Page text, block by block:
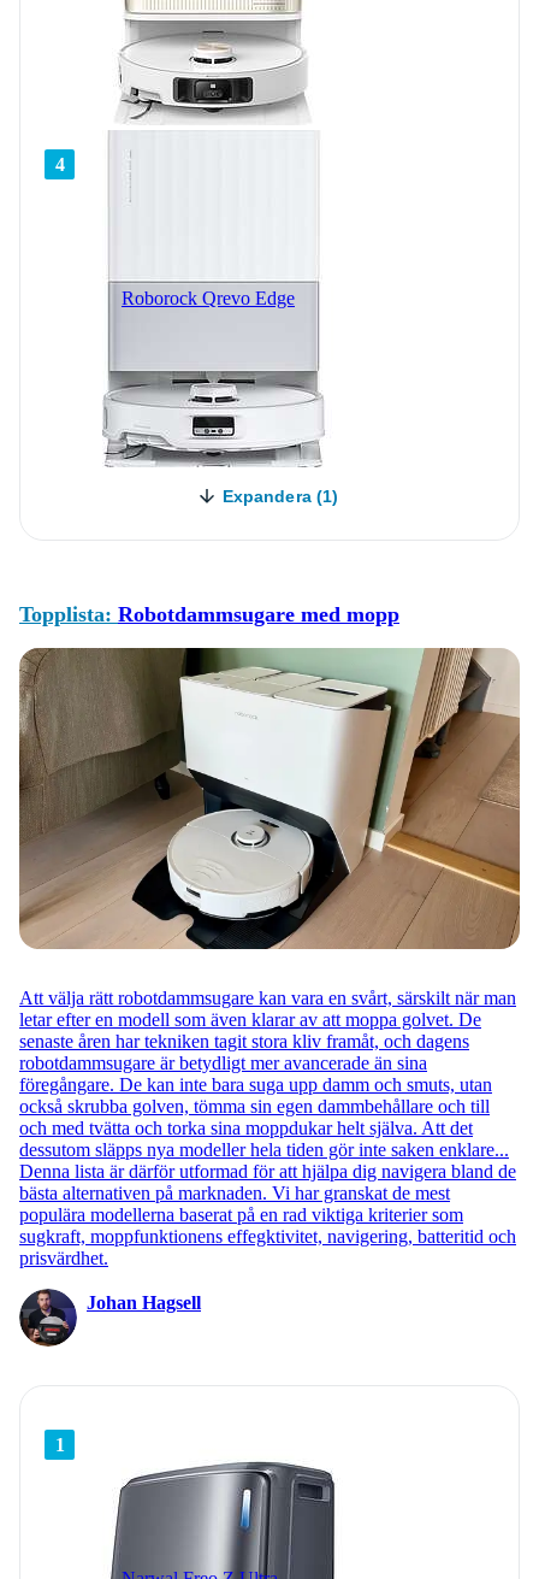
4
Roborock Qrevo Edge
Expandera (1)
Topplista: Robotdammsugare med mopp
Att välja rätt robotdammsugare kan vara en svårt, särskilt när man
letar efter en modell som även klarar av att moppa golvet. De
senaste åren har tekniken tagit stora kliv framåt, och dagens
robotdammsugare är betydligt mer avancerade än sina
föregångare. De kan inte bara suga upp damm och smuts, utan
också skrubba golven, tömma sin egen dammbehållare och till
och med tvätta och torka sina moppdukar helt själva. Att det
dessutom släpps nya modeller hela tiden gör inte saken enklare...
Denna lista är därför utformad för att hjälpa dig navigera bland de
bästa alternativen på marknaden. Vi har granskat de mest
populära modellerna baserat på en rad viktiga kriterier som
sugkraft, moppfunktionens effegktivitet, navigering, batteritid och
prisvärdhet.
Johan Hagsell
1